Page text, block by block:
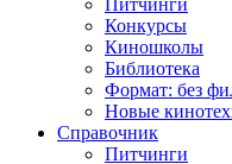
Питчинги
Конкурсы
Киношколы
Библиотека
Формат: без
Новые
Справочник
Питчинги